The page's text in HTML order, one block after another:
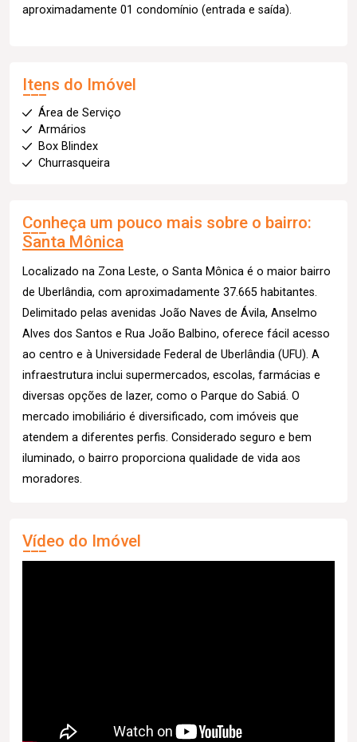
aproximadamente 01 condomínio (entrada e saída).
Itens do Imóvel
Área de Serviço
Armários
Box Blindex
Churrasqueira
Conheça um pouco mais sobre o bairro:
Santa Mônica
Localizado na Zona Leste, o Santa Mônica é o maior bairro
de Uberlândia, com aproximadamente 37.665 habitantes.
Delimitado pelas avenidas João Naves de Ávila, Anselmo
Alves dos Santos e Rua João Balbino, oferece fácil acesso
ao centro e à Universidade Federal de Uberlândia (UFU). A
infraestrutura inclui supermercados, escolas, farmácias e
diversas opções de lazer, como o Parque do Sabiá. O
mercado imobiliário é diversificado, com imóveis que
atendem a diferentes perfis. Considerado seguro e bem
iluminado, o bairro proporciona qualidade de vida aos
moradores.
Vídeo do Imóvel